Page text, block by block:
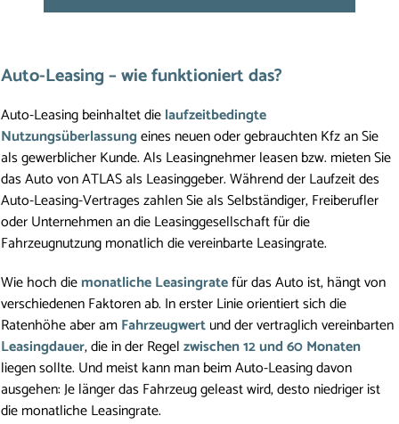
Auto-Leasing – wie funktioniert das?
Auto-Leasing beinhaltet die laufzeitbedingte
Nutzungsüberlassung eines neuen oder gebrauchten Kfz an Sie
als gewerblicher Kunde. Als Leasingnehmer leasen bzw. mieten Sie
das Auto von ATLAS als Leasinggeber. Während der Laufzeit des
Auto-Leasing-Vertrages zahlen Sie als Selbständiger, Freiberufler
oder Unternehmen an die Leasinggesellschaft für die
Fahrzeugnutzung monatlich die vereinbarte Leasingrate.
Wie hoch die monatliche Leasingrate für das Auto ist, hängt von
verschiedenen Faktoren ab. In erster Linie orientiert sich die
Ratenhöhe aber am Fahrzeugwert
Leasingdauer, die in der Regel zwischen 12 und 60 Monaten
liegen sollte. Und meist kann man beim Auto-Leasing davon
ausgehen: Je länger das Fahrzeug geleast wird, desto niedriger ist
die monatliche Leasingrate.